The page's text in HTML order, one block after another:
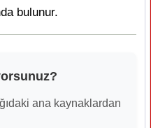
bulunur.
ana kaynaklardan